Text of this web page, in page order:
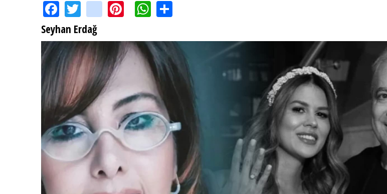
Facebook
Twitterinstagram
PinterestWhatsApp
Share
Seyhan Erdağ